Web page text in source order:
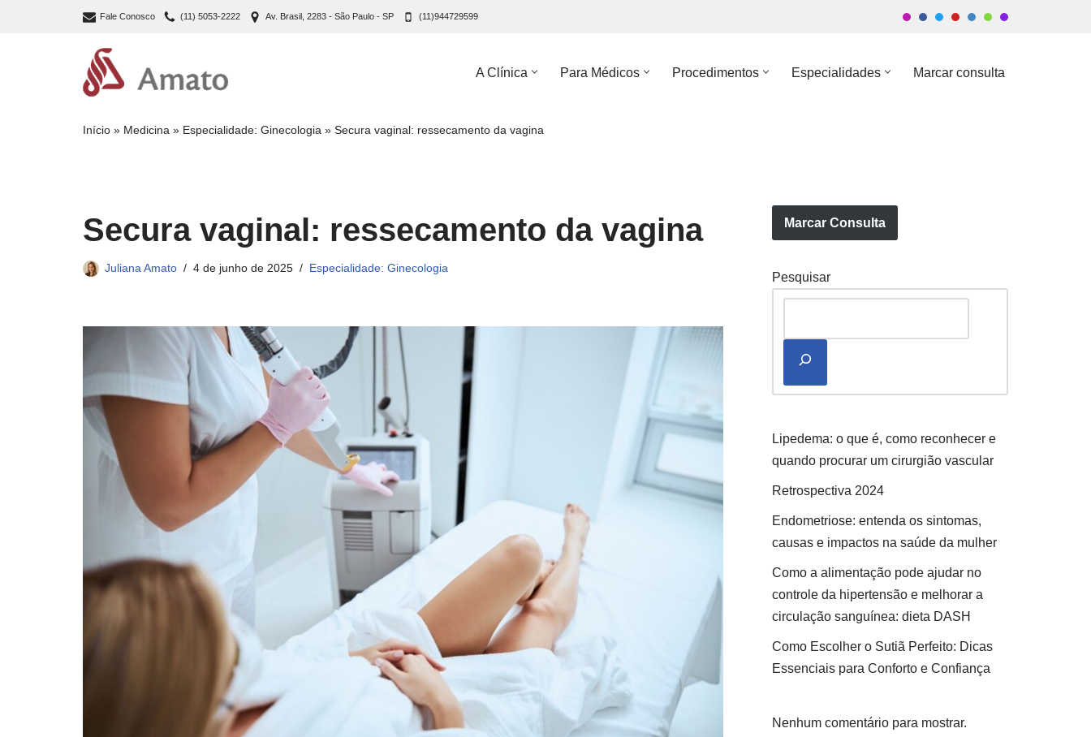
Fale Conosco (11) 5053-2222 Av. Brasil, 2283 - São Paulo - SP (11)944729599
A Clínica Para Médicos Procedimentos Especialidades Marcar consulta
Início » Medicina » Especialidade: Ginecologia » Secura vaginal: ressecamento da vagina
Secura vaginal: ressecamento da vagina
Juliana Amato 4 de junho de 2025 Especialidade: Ginecologia
Marcar Consulta
Pesquisar
Lipedema: o que é, como reconhecer e
quando procurar um cirurgião vascular
Retrospectiva 2024
Endometriose: entenda os sintomas,
causas e impactos na saúde da mulher
Como a alimentação pode ajudar no
controle da hipertensão e melhorar a
circulação sanguínea: dieta DASH
Como Escolher o Sutiã Perfeito: Dicas
Essenciais para Conforto e Confiança
Nenhum comentário para mostrar.